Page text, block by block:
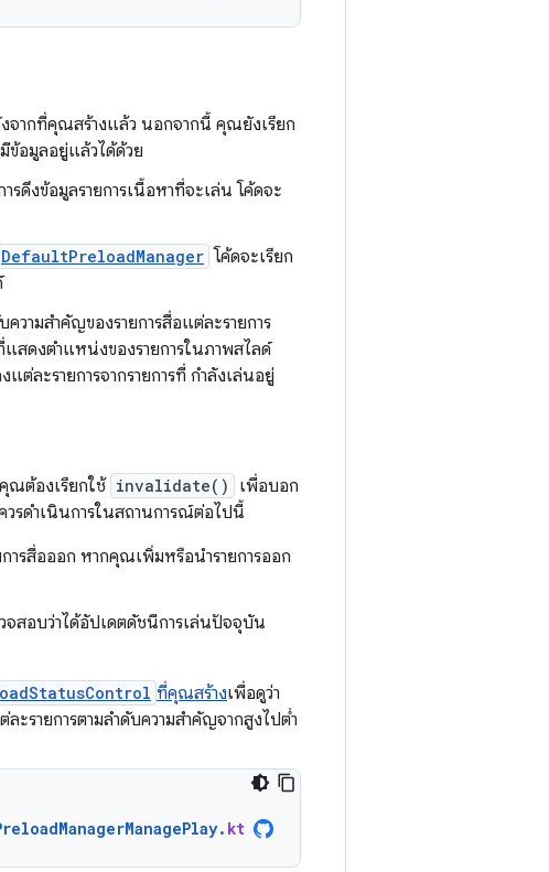
จากที่คุณสร้างแล้ว นอกจากนี้ คุณยังเรียก
ข้อมูลอยู่แล้วได้ด้วย
รดึงข้อมูลรายการเนื้อหาที่จะเล่น โค้ดจะ
DefaultPreloadManager โค้ดจะเรียก
วามสำคัญของรายการสื่อแต่ละรายการ
สดงตำแหน่งของรายการในภาพสไลด์
ต่ละรายการจากรายการที่ กำลังเล่นอยู่
ณต้องเรียกใช้ invalidate()
เพื่อบอก
วรดำเนินการในสถานการณ์ต่อไปนี้
ารสื่อออก หากคุณเพิ่มหรือนำรายการออก
สอบว่าได้อัปเดตดัชนีการเล่นปัจจุบัน
ที่คุณสร้างเพื่อดูว่า
รายการตามลำดับความสำคัญจากสูงไปต่ำ
. kt